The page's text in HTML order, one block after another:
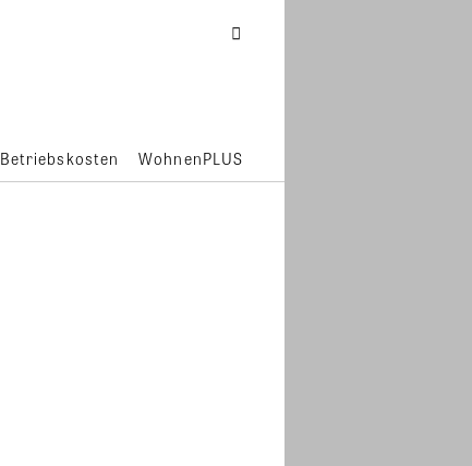
Betriebskosten WohnenPLUS